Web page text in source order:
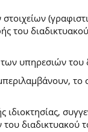
του
υπηρεσιών
ιδιοκτησίας,
διαδικτυακού